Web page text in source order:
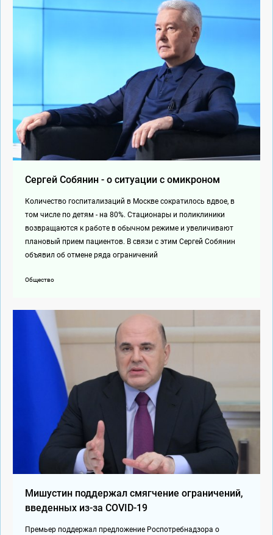
Сергей Собянин - о ситуации с омикроном
Количество госпитализаций в Москве сократилось вдвое, в
том числе по детям - на 80%. Стационары и поликлиники
возвращаются к работе в обычном режиме и увеличивают
плановый прием пациентов. В связи с этим Сергей Собянин
объявил об отмене ряда ограничений
Общество
Мишустин поддержал смягчение ограничений,
введенных из-за COVID-19
Премьер поддержал предложение Роспотребнадзора о